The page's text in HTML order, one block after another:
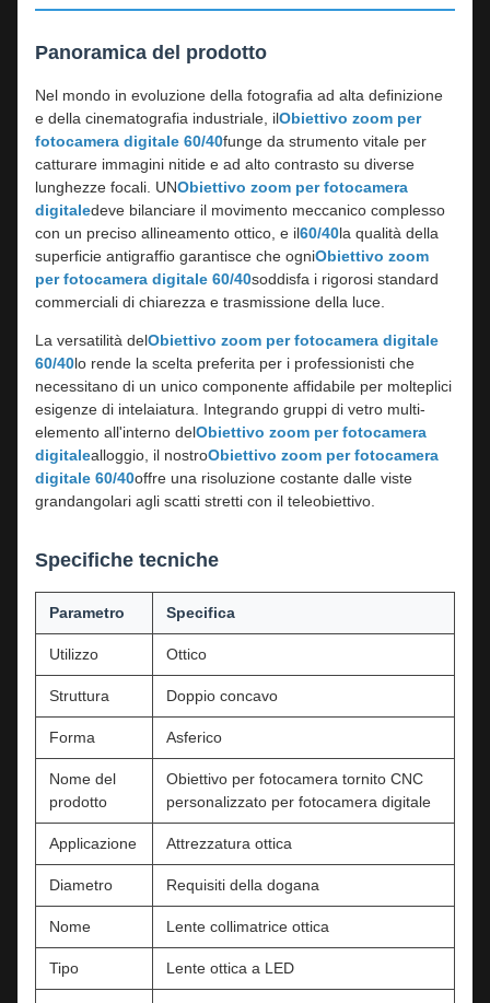
Panoramica del prodotto
Nel mondo in evoluzione della fotografia ad alta definizione
e della cinematografia industriale, ilObiettivo zoom per
fotocamera digitale 60/40funge da strumento vitale per
catturare immagini nitide e ad alto contrasto su diverse
lunghezze focali. UNObiettivo zoom per fotocamera
digitaledeve bilanciare il movimento meccanico complesso
con un preciso allineamento ottico, e il60/40la qualità della
superficie antigraffio garantisce che ogniObiettivo zoom
per fotocamera digitale 60/40soddisfa i rigorosi standard
commerciali di chiarezza e trasmissione della luce.
La versatilità delObiettivo zoom per fotocamera digitale
60/40lo rende la scelta preferita per i professionisti che
necessitano di un unico componente affidabile per molteplici
esigenze di intelaiatura. Integrando gruppi di vetro multi-
elemento all'interno delObiettivo zoom per fotocamera
digitalealloggio, il nostroObiettivo zoom per fotocamera
digitale 60/40offre una risoluzione costante dalle viste
grandangolari agli scatti stretti con il teleobiettivo.
Specifiche tecniche
Parametro Specifica
Utilizzo Ottico
Struttura Doppio concavo
Forma Asferico
Nome del
prodotto
Obiettivo per fotocamera tornito CNC
personalizzato per fotocamera digitale
Applicazione Attrezzatura ottica
Diametro Requisiti della dogana
Nome Lente collimatrice ottica
Tipo Lente ottica a LED